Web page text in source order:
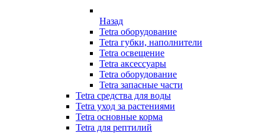
Назад
Tetra оборудование
Tetra губки, наполнители
Tetra освещение
Tetra аксессуары
Tetra оборудование
Tetra запасные части
Tetra средства для воды
Tetra уход за растениями
Tetra основные корма
Tetra для рептилий